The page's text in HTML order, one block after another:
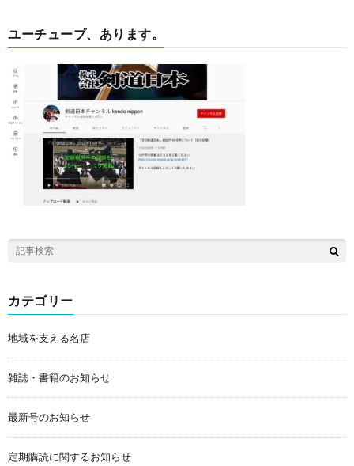
ユーチューブ、あります。
カテゴリー
地域を支える名店
雑誌・書籍のお知らせ
最新号のお知らせ
定期購読に関するお知らせ